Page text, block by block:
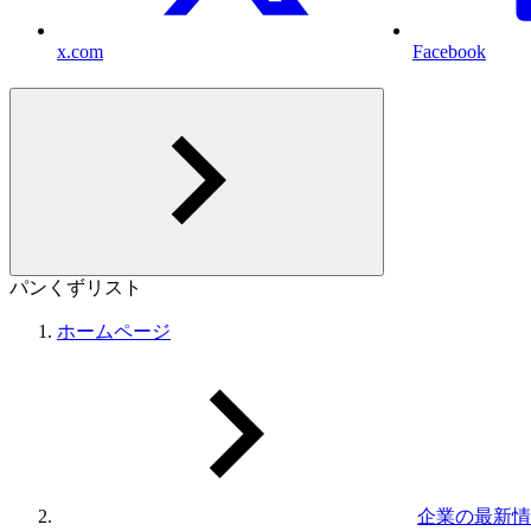
x.com Facebook
パンくずリスト
ホームページ
企業の最新